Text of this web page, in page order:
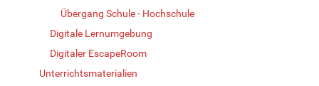
Übergang Schule - Hochschule
Digitale Lernumgebung
Digitaler EscapeRoom
Unterrichtsmaterialien